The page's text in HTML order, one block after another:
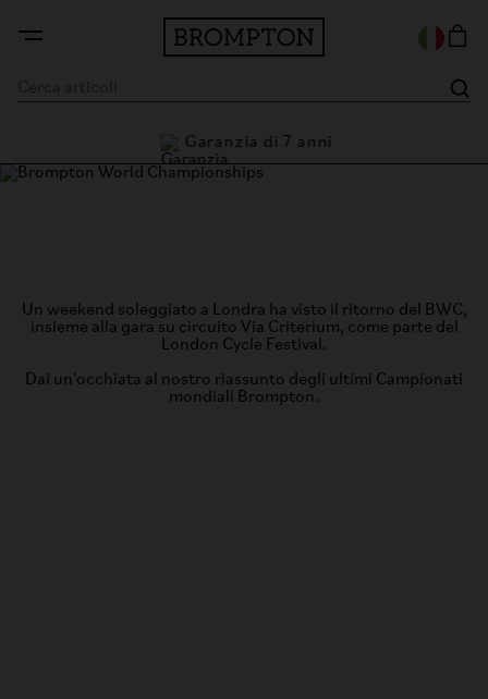
Garanzia di 7 anni
Un weekend soleggiato a Londra ha visto il ritorno del BWC,
insieme alla gara su circuito Via Criterium, come parte del
London Cycle Festival.
Dai un'occhiata al nostro riassunto degli ultimi Campionati
mondiali Brompton.